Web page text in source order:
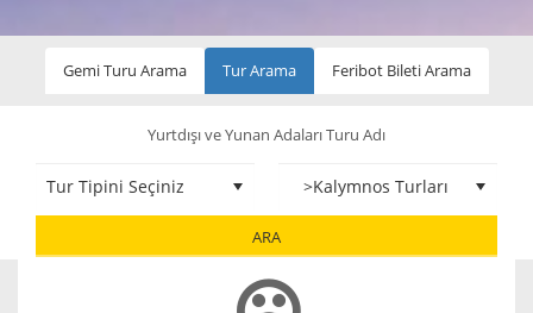
Gemi Turu Arama Tur Arama Feribot Bileti Arama
ARA